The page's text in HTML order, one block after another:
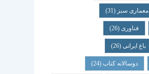
معماری سبز (31)
فناوری(26)
باغ ایرانی(26)
دوسالانه کتاب(24)